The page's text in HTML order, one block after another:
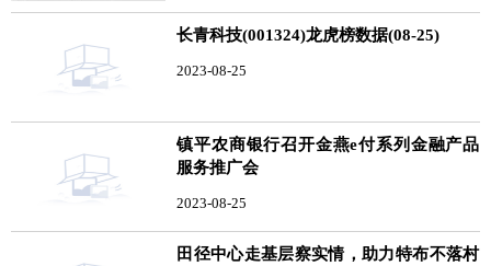
长青科技(001324)龙虎榜数据(08-25)
2023-08-25
镇平农商银行召开金燕e付系列金融产品
服务推广会
2023-08-25
田径中心走基层察实情，助力特布不落村